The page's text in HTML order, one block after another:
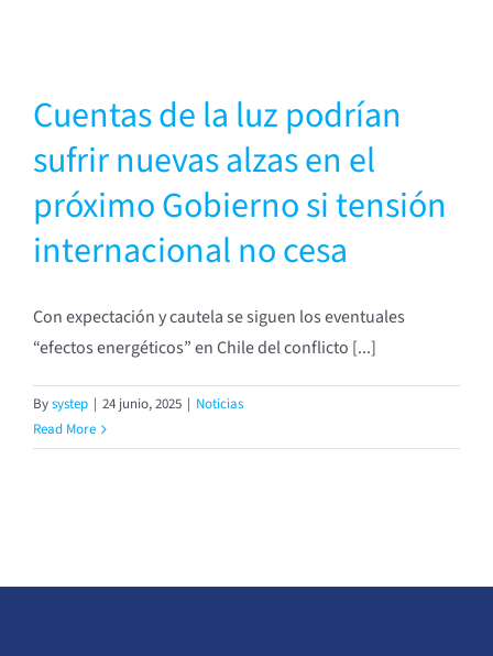
Cuentas de la luz podrían
sufrir nuevas alzas en el
próximo Gobierno si tensión
internacional no cesa
Con expectación y cautela se siguen los eventuales
“efectos energéticos” en Chile del conflicto [...]
Bysystep | 24 junio, 2025 | Noticias
Read More